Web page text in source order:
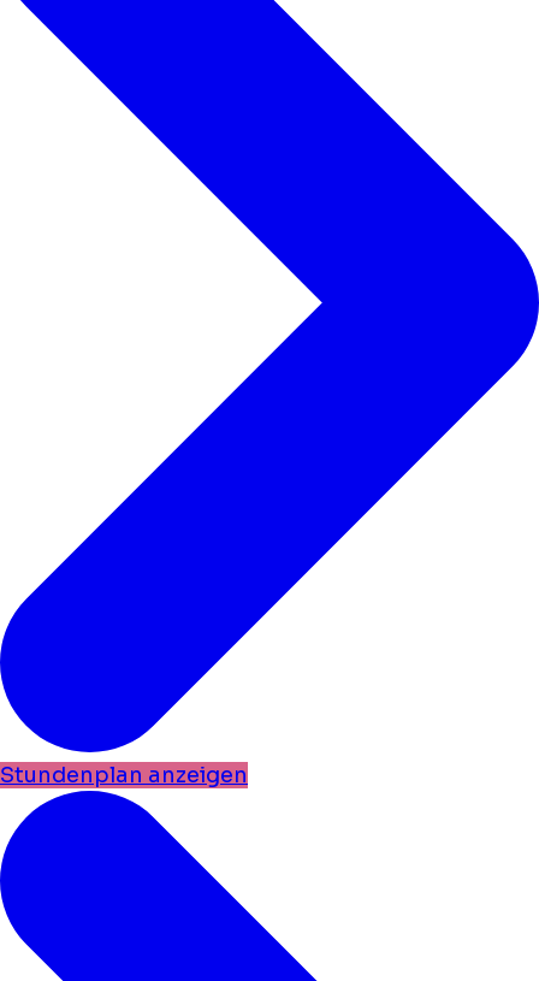
Stundenplan anzeigen